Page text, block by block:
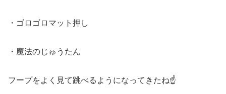
・ゴロゴロマット押し
・魔法のじゅうたん
フープをよく見て跳べるようになってきたね☝